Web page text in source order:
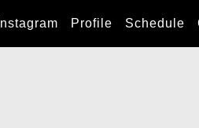
Instagram Profile Schedule